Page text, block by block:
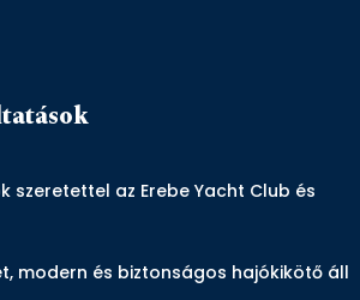
szeretettel az Erebe Yacht Club és
modern és biztonságos hajókikötő áll